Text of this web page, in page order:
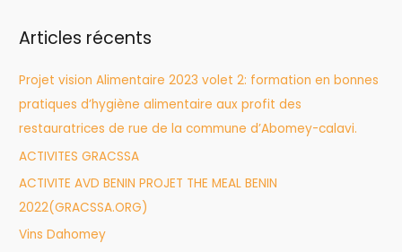
e
c
h
e
r
:
Articles récents
Projet vision Alimentaire 2023 volet 2: formation en bonnes
pratiques d’hygiène alimentaire aux profit des
restauratrices de rue de la commune d’Abomey-calavi.
ACTIVITES GRACSSA
ACTIVITE AVD BENIN PROJET THE MEAL BENIN
2022(GRACSSA.ORG)
Vins Dahomey